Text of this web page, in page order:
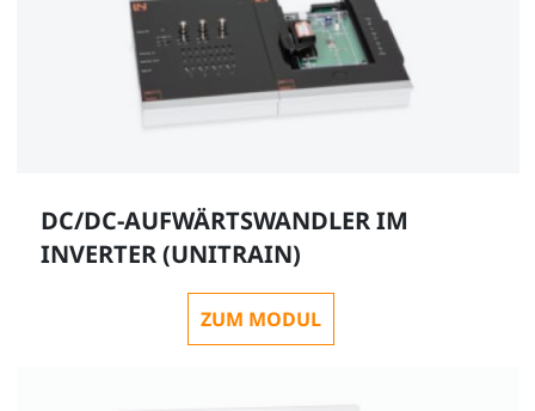
DC/DC-AUFWÄRTSWANDLER IM
INVERTER (UNITRAIN)
ZUM MODUL